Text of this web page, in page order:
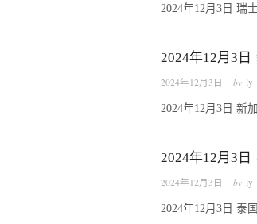
2024年12月3日 瑞
2024年12月3
2024年12月3日 · by ly
2024年12月3日 新
2024年12月3
2024年12月3日 · by ly
2024年12月3日 泰